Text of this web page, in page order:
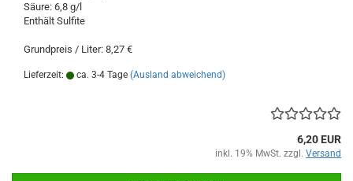
Säure: 6,8 g/l
Enthält Sulfite
Grundpreis / Liter: 8,27 €
Lieferzeit: ca. 3-4 Tage (Ausland abweichend)
6,20 EUR
inkl. 19% MwSt. zzgl. Versand